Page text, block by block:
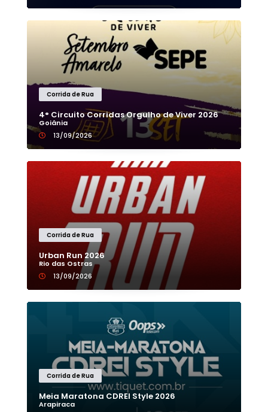
Corrida de Rua
4° Circuito Corridas Orgulho de Viver 2026
Goiânia
13/09/2026
Corrida de Rua
Urban Run 2026
Rio das Ostras
13/09/2026
Corrida de Rua
Meia Maratona CDREI Style 2026
Arapiraca